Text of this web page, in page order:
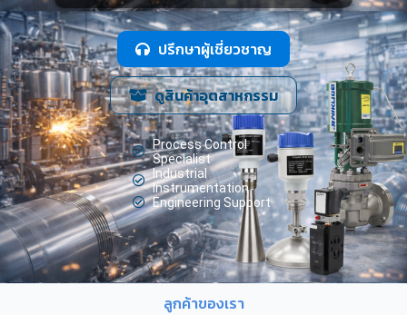
ปรึกษาผู้เชี่ยวชาญ
ดูสินค้าอุตสาหกรรม
Process Control
Specialist
Industrial
Instrumentation
Engineering Support
ลูกค้าของเรา